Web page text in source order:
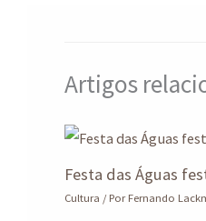
Artigos
Festa das Águas
Cultura / PorFernando